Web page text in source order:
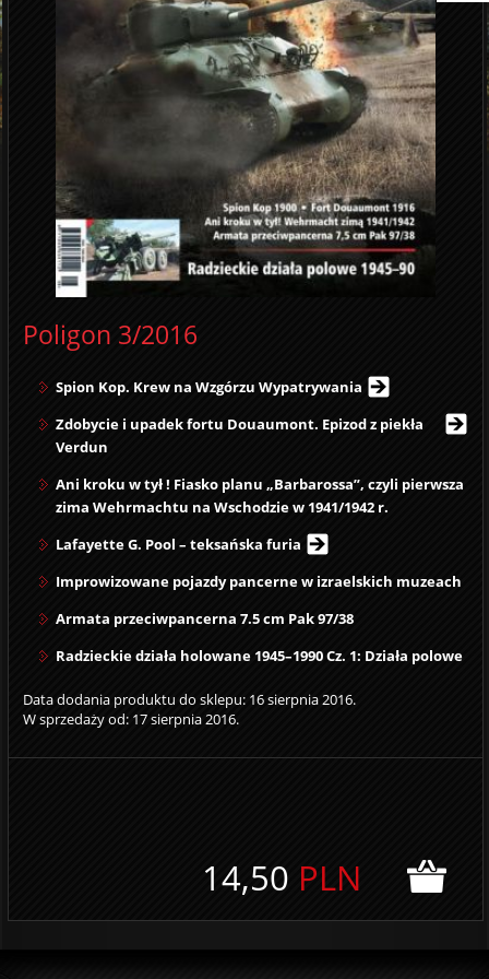
Poligon 3/2016
Spion Kop. Krew na Wzgórzu Wypatrywania
Zdobycie i upadek fortu Douaumont. Epizod z piekła
Verdun
Ani kroku w tył ! Fiasko planu „Barbarossa”, czyli pierwsza
zima Wehrmachtu na Wschodzie w 1941/1942 r.
Lafayette G. Pool – teksańska furia
Improwizowane pojazdy pancerne w izraelskich muzeach
Armata przeciwpancerna 7.5 cm Pak 97/38
Radzieckie działa holowane 1945–1990 Cz. 1: Działa polowe
Data dodania produktu do sklepu: 16 sierpnia 2016.
W sprzedaży od: 17 sierpnia 2016.
14,50 PLN